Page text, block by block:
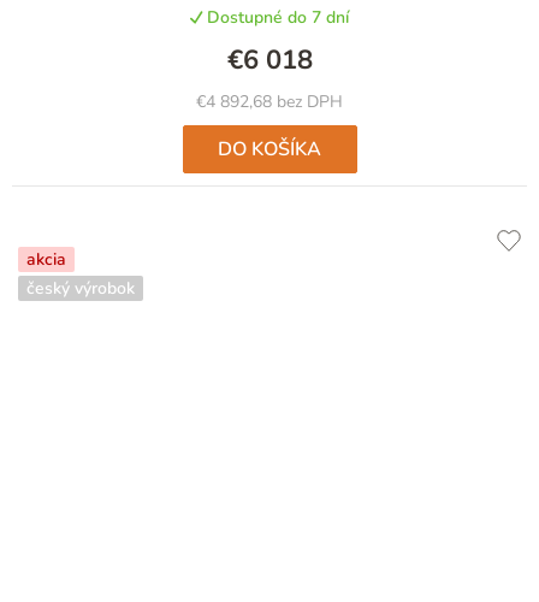
Dostupné do 7 dní
€4 892,68 bez DPH
€6 018
DO KOŠÍKA
akcia
český výrobok